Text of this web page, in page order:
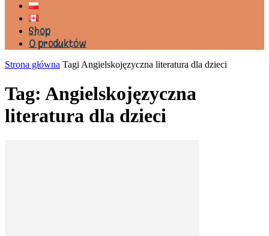
Shop
0 produktów
Strona główna Tagi Angielskojęzyczna literatura dla dzieci
Tag: Angielskojęzyczna
literatura dla dzieci